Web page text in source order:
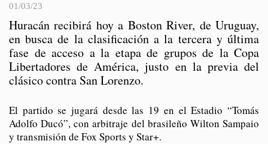
01/03/23
Huracán recibirá hoy a Boston River, de Uruguay,
en busca de la clasificación a la tercera y última
fase de acceso a la etapa de grupos de la Copa
Libertadores de América, justo en la previa del
clásico contra San Lorenzo.
El partido se jugará desde las 19 en el Estadio “Tomás
Adolfo Ducó”, con arbitraje del brasileño Wilton Sampaio
y transmisión de Fox Sports y Star+.